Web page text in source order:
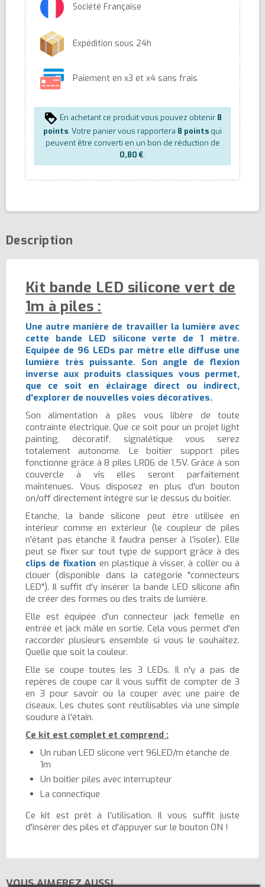
Société Française
Expédition sous 24h
Paiement en x3 et x4 sans frais
En achetant ce produit vous pouvez obtenir 8
points. Votre panier vous rapportera 8 points qui
peuvent être converti en un bon de réduction de
0,80 €.
Description
Kit bande LED silicone vert de
1m à piles :
Une autre manière de travailler la lumière avec
cette bande LED silicone verte de 1 mètre.
Equipée de 96 LEDs par mètre elle diffuse une
lumière très puissante. Son angle de flexion
inverse aux produits classiques vous permet,
que ce soit en éclairage direct ou indirect,
d'explorer de nouvelles voies décoratives.
Son alimentation à piles vous libère de toute
contrainte électrique. Que ce soit pour un projet light
painting, décoratif, signalétique vous serez
totalement autonome. Le boitier support piles
fonctionne grâce à 8 piles LR06 de 1,5V. Grâce à son
couvercle à vis elles seront parfaitement
maintenues. Vous disposez en plus d'un bouton
on/off directement intégré sur le dessus du boitier.
Etanche, la bande silicone peut être utilisée en
intérieur comme en extérieur (le coupleur de piles
n'étant pas étanche il faudra penser à l'isoler). Elle
peut se fixer sur tout type de support grâce à des
clips de fixation en plastique à visser, à coller ou à
clouer (disponible dans la catégorie "connecteurs
LED"). Il suffit d'y insérer la bande LED silicone afin
de créer des formes ou des traits de lumière.
Elle est équipée d'un connecteur jack femelle en
entrée et jack mâle en sortie. Cela vous permet d'en
raccorder plusieurs ensemble si vous le souhaitez.
Quelle que soit la couleur.
Elle se coupe toutes les 3 LEDs. Il n'y a pas de
repères de coupe car il vous suffit de compter de 3
en 3 pour savoir où la couper avec une paire de
ciseaux. Les chutes sont réutilisables via une simple
soudure à l'étain.
Ce kit est complet et comprend :
Un ruban LED slicone vert 96LED/m étanche de
1m
Un boitier piles avec interrupteur
La connectique
Ce kit est prêt à l'utilisation. Il vous suffit juste
d'insérer des piles et d'appuyer sur le bouton ON !
VOUS AIMEREZ AUSSI